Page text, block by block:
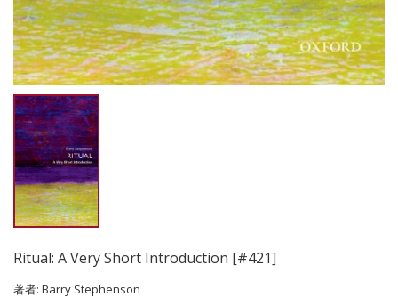
Ritual: A Very Short Introduction [#421]
著者: Barry Stephenson